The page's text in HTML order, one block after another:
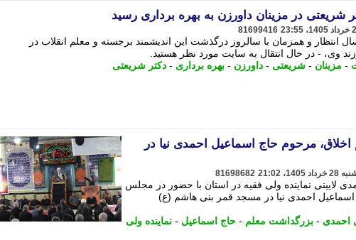
شریعتی در مزینان داورزن به بهره برداری رسید
81699416
دکتر علی شریعتی پس از 28 سال انتظار و همزمان با سالروز درگذشت این اندیشمند برجسته و معلم انقلاب در
وی، - در ﺣﺎل اﻧﺘﻘﺎل ﺑﻪ ﺳﺎﯾﺖ ﻣﻮرد ﻧﻈﺮ ﻫﺴﺘﯿﺪ.
- مزینان - شریعتی - داورزن - بهره برداری - دکتر شریعتی
مرحوم حاج اسماعیل احمدی نیا در
81698682
لایینی نماینده ولی فقیه در استان با حضور در مجلس
احمدی نیا در مسجد قمر بنی هاشم (ع)
احمدی - بزرگداشت معلم - حاج اسماعیل - نماینده ولی